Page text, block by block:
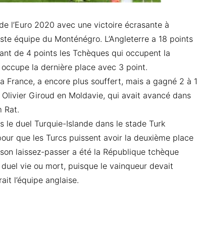
l’Euro 2020 avec une victoire écrasante à
équipe du Monténégro. L’Angleterre a 18 points
de 4 points les Tchèques qui occupent la
la dernière place avec 3 point.
France, a encore plus souffert, mais a gagné 2 à 1
Giroud en Moldavie, qui avait avancé dans
Rat.
le duel Turquie-Islande dans le stade Turk
que les Turcs puissent avoir la deuxième place
laissez-passer a été la République tchèque
vie ou mort, puisque le vainqueur devait
l’équipe anglaise.